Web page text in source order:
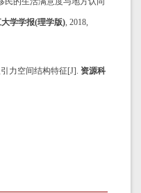
学学报(理学版), 2018,
力空间结构特征[J]. 资源科